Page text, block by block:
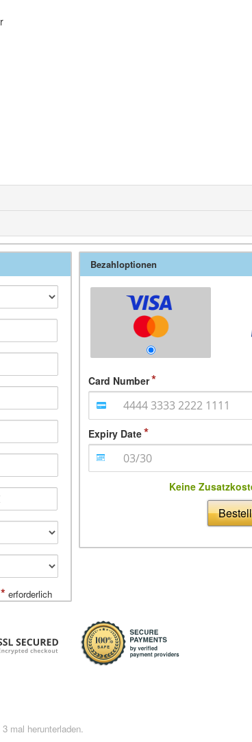
* erforderlich
Bezahloptionen
Card Number
Expiry Date
Keine
mal herunterladen.